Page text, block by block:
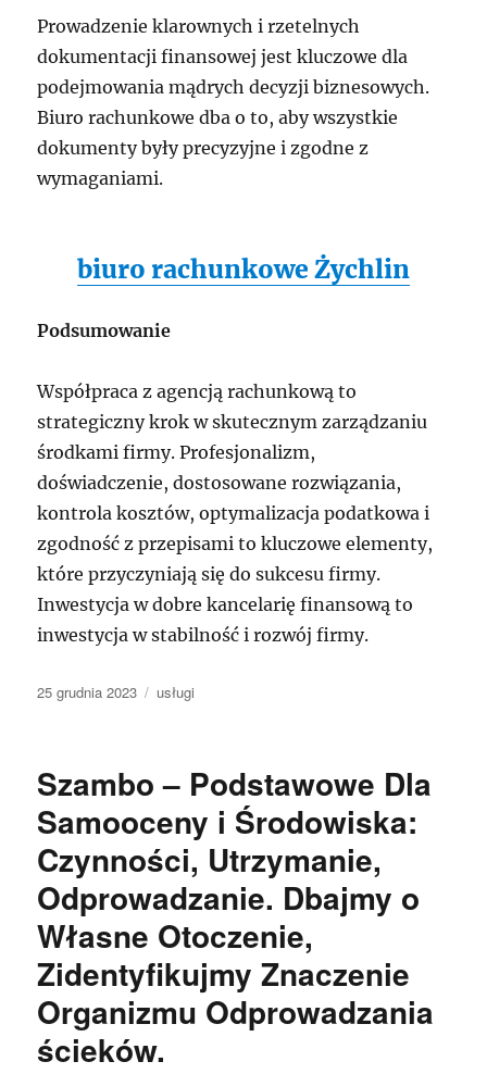
Prowadzenie klarownych i rzetelnych
dokumentacji finansowej jest kluczowe dla
podejmowania mądrych decyzji biznesowych.
Biuro rachunkowe dba o to, aby wszystkie
dokumenty były precyzyjne i zgodne z
wymaganiami.
biuro rachunkowe Żychlin
Podsumowanie
Współpraca z agencją rachunkową to
strategiczny krok w skutecznym zarządzaniu
środkami firmy. Profesjonalizm,
doświadczenie, dostosowane rozwiązania,
kontrola kosztów, optymalizacja podatkowa i
zgodność z przepisami to kluczowe elementy,
które przyczyniają się do sukcesu firmy.
Inwestycja w dobre kancelarię finansową to
inwestycja w stabilność i rozwój firmy.
Data
25 grudnia 2023 Kategorie
usługi
Szambo – Podstawowe Dla
Samooceny i Środowiska:
Czynności, Utrzymanie,
Odprowadzanie. Dbajmy o
Własne Otoczenie,
Zidentyfikujmy Znaczenie
Organizmu Odprowadzania
ścieków.